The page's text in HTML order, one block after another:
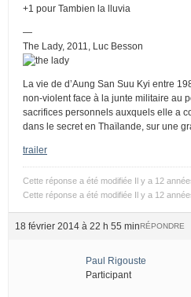
+1 pour Tambien la lluvia
—
The Lady, 2011, Luc Besson
La vie de d’Aung San Suu Kyi entre
non-violent face à la junte militaire au
sacrifices personnels auxquels elle a
dans le secret en Thaïlande, sur une
trailer
Cette réponse a été modifiée Il y a 12
Cette réponse a été modifiée Il y a 12
18 février 2014 à 22 h 55 minRÉPONDRE
Paul Rigouste
Participant